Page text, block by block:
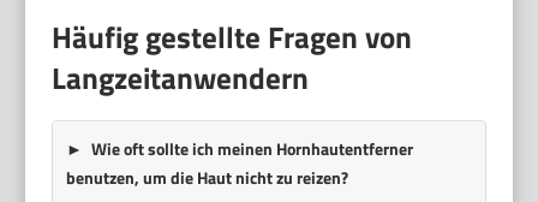
Häufig gestellte Fragen von
Langzeitanwendern
Wie oft sollte ich meinen Hornhautentferner
benutzen, um die Haut nicht zu reizen?